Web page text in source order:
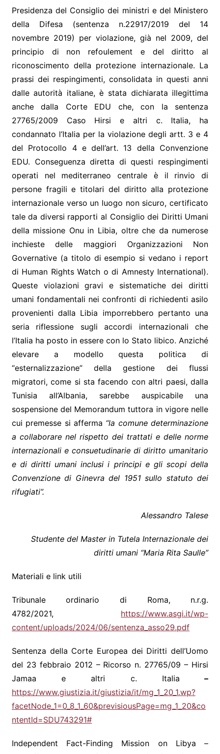
Presidenza del Consiglio dei ministri e del Ministero
della Difesa (sentenza n.22917/2019 del 14
novembre 2019) per violazione, già nel 2009, del
principio di non refoulement e del diritto al
riconoscimento della protezione internazionale. La
prassi dei respingimenti, consolidata in questi anni
dalle autorità italiane, è stata dichiarata illegittima
anche dalla Corte EDU che, con la sentenza
27765/2009 Caso Hirsi e altri c. Italia, ha
condannato l’Italia per la violazione degli artt. 3 e 4
del Protocollo 4 e dell’art. 13 della Convenzione
EDU. Conseguenza diretta di questi respingimenti
operati nel mediterraneo centrale è il rinvio di
persone fragili e titolari del diritto alla protezione
internazionale verso un luogo non sicuro, certificato
tale da diversi rapporti al Consiglio dei Diritti Umani
della missione Onu in Libia, oltre che da numerose
inchieste delle maggiori Organizzazioni Non
Governative (a titolo di esempio si vedano i report
di Human Rights Watch o di Amnesty International).
Queste violazioni gravi e sistematiche dei diritti
umani fondamentali nei confronti di richiedenti asilo
provenienti dalla Libia imporrebbero pertanto una
seria riflessione sugli accordi internazionali che
l’Italia ha posto in essere con lo Stato libico. Anziché
elevare a modello questa politica di
“esternalizzazione” della gestione dei flussi
migratori, come si sta facendo con altri paesi, dalla
Tunisia all’Albania, sarebbe auspicabile una
sospensione del Memorandum tuttora in vigore nelle
cui premesse si afferma “la comune determinazione
a collaborare nel rispetto dei trattati e delle norme
internazionali e consuetudinarie di diritto umanitario
e di diritti umani inclusi i principi e gli scopi della
Convenzione di Ginevra del 1951 sullo statuto dei
rifugiati”.
Alessandro Talese
Studente del Master in Tutela Internazionale dei
diritti umani “Maria Rita Saulle”
Materiali e link utili
Tribunale ordinario di Roma, n.r.g.
4782/2021, https://www.asgi.it/wp-
content/uploads/2024/06/sentenza_asso29.pdf
Sentenza della Corte Europea dei Diritti dell’Uomo
del 23 febbraio 2012 – Ricorso n. 27765/09 – Hirsi
Jamaa e altri c. Italia –
https://www.giustizia.it/giustizia/it/mg_1_20_1.wp?
facetNode_1=0_8_1_60&previsiousPage=mg_1_20&co
ntentId=SDU743291#
Independent Fact-Finding Mission on Libya –